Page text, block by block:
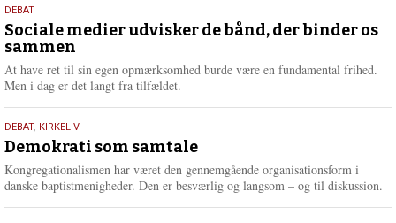
18.
maj
2026
DEBAT
Sociale medier udvisker de bånd, der binder os
sammen
At have ret til sin egen opmærksomhed burde være en fundamental frihed.
Men i dag er det langt fra tilfældet.
18.
maj
2026
DEBAT, KIRKELIV
Demokrati som samtale
Kongregationalismen har været den gennemgående organisationsform i
danske baptistmenigheder. Den er besværlig og langsom – og til diskussion.